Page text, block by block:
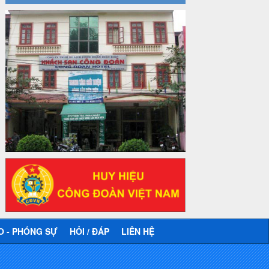
về việc quy định tỷ lệ phân phối tự động
KPCĐ 2% qua tài khoản Công đoàn
Việt Nam về các cấp Công đoàn năm
2025
Thời gian đăng: 06/01/2025
lượt xem: 1064 | lượt tải:437
47-TTCĐ/BTGTU
Thông tin chuyên đề: Một số nôi dung
về sắp xếp tổ chức bộ máy của hệ
thống chính trị tinh gọn, hoạt động hiệu
lực, hiệu quả
Thời gian đăng: 25/12/2024
lượt xem: 1220 | lượt tải:339
37/HD-TLĐ
Hướng dẫn Công đoàn với việc tổ chức
và hoạt động của Ban Thanh tra Nhân
dân
Thời gian đăng: 27/12/2024
lượt xem: 4940 | lượt tải:1349
35/HD-TLĐ
Hướng dẫn thực hiện một số nội dung
- PHÓNG SỰ HỎI / ĐÁP LIÊN HỆ